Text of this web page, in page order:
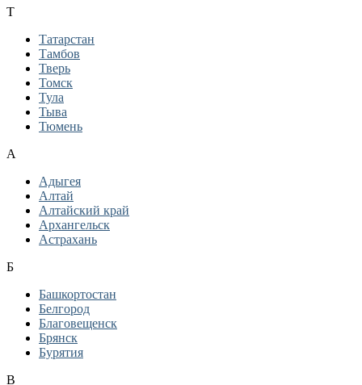
Т
Татарстан
Тамбов
Тверь
Томск
Тула
Тыва
Тюмень
А
Адыгея
Алтай
Алтайский край
Архангельск
Астрахань
Б
Башкортостан
Белгород
Благовещенск
Брянск
Бурятия
В